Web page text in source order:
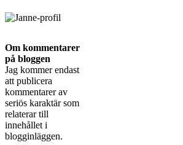
Om kommentarer
på bloggen
Jag kommer endast
att publicera
kommentarer av
seriös karaktär som
relaterar till
innehållet i
blogginläggen.